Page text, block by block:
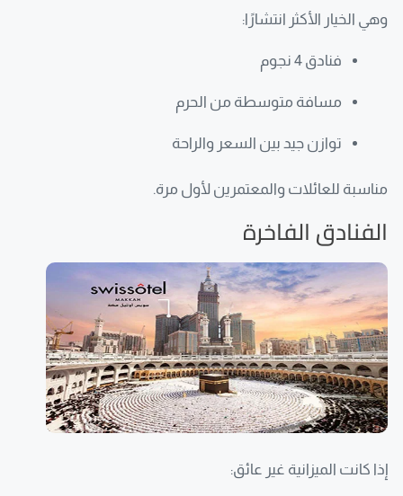
وهي الخيار الأكثر انتشارًا:
فنادق 4 نجوم
مسافة متوسطة من الحرم
توازن جيد بين السعر والراحة
مناسبة للعائلات والمعتمرين لأول مرة.
الفنادق الفاخرة
إذا كانت الميزانية غير عائق: